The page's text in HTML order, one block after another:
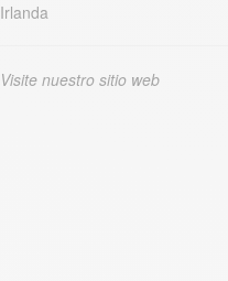
Irlanda
Visite nuestro sitio web